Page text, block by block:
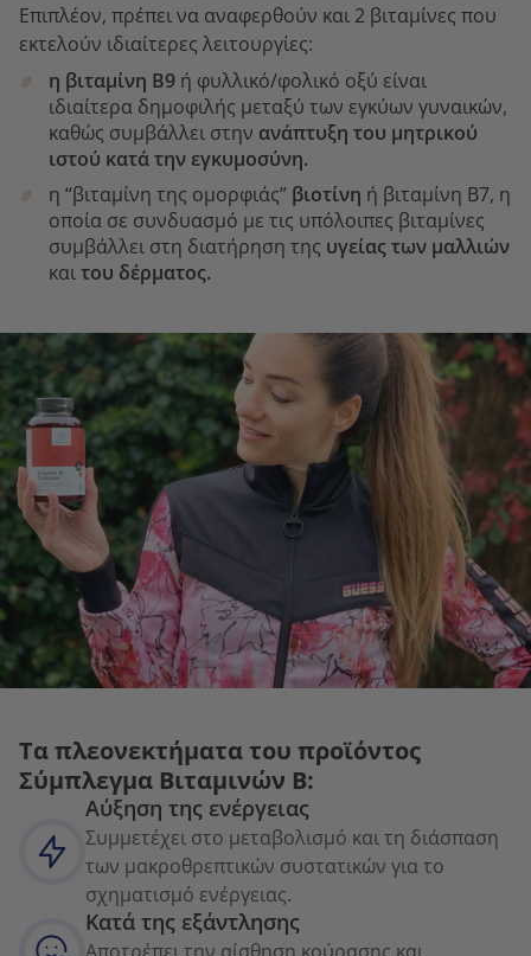
Επιπλέον, πρέπει να αναφερθούν και 2 βιταμίνες που
εκτελούν ιδιαίτερες λειτουργίες:
η βιταμίνη Β9 ή φυλλικό/φολικό οξύ είναι
ιδιαίτερα δημοφιλής μεταξύ των εγκύων γυναικών,
καθώς συμβάλλει στην ανάπτυξη του μητρικού
ιστού κατά την εγκυμοσύνη.
η “βιταμίνη της ομορφιάς” βιοτίνη ή βιταμίνη Β7, η
οποία σε συνδυασμό με τις υπόλοιπες βιταμίνες
συμβάλλει στη διατήρηση της υγείας των μαλλιών
καιτου δέρματος.
Τα πλεονεκτήματα του προϊόντος
Σύμπλεγμα Βιταμινών Β:
Αύξηση της ενέργειας
Συμμετέχει στο μεταβολισμό και τη διάσπαση
των μακροθρεπτικών συστατικών για το
σχηματισμό ενέργειας.
Κατά της εξάντλησης